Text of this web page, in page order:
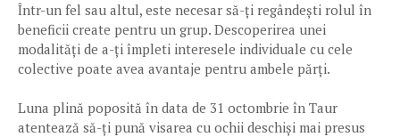
Într-un fel sau altul, este necesar să-ți regândești rolul în
beneficii create pentru un grup. Descoperirea unei
modalități de a-ți împleti interesele individuale cu cele
colective poate avea avantaje pentru ambele părți.
Luna plină poposită în data de 31 octombrie în Taur
atentează să-ți pună visarea cu ochii deschiși mai presus